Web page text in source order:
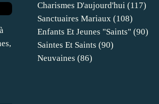
Charismes D'aujourd'hui (117)
Sanctuaires Mariaux (108)
Enfants Et Jeunes "saints" (90)
Saintes Et Saints (90)
Neuvaines (86)